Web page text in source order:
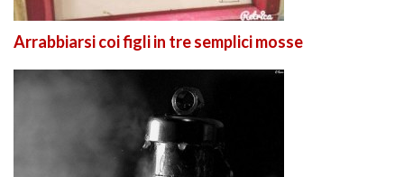
Arrabbiarsi coi figli in tre semplici mosse